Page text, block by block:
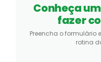
Conheça
fazer
Preencha o
rotina